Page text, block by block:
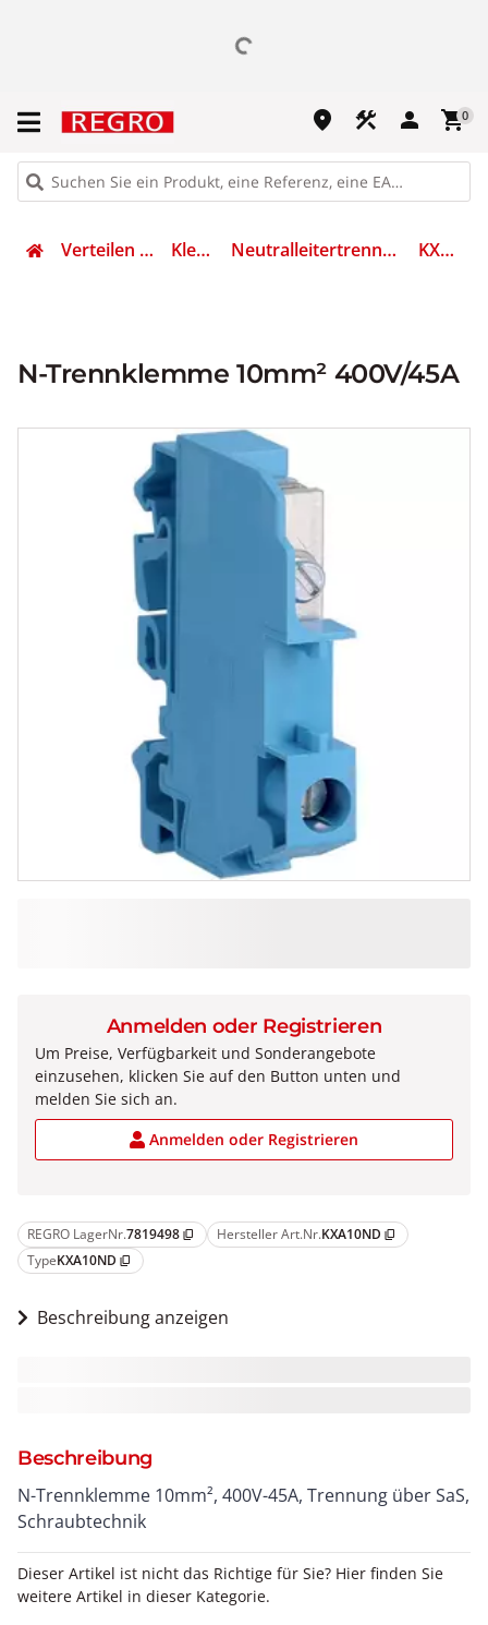
place construction person shopping_cart0
Verteilen & Sichern Klemmen Neutralleitertrenn-Reihenklemme KXA10ND
N-Trennklemme 10mm² 400V/45A
REGRO LagerNr.7819498 content_copy Hersteller Art.Nr.KXA10ND content_copy
TypeKXA10ND content_copy
Beschreibung anzeigen
Beschreibung
N-Trennklemme 10mm², 400V-45A, Trennung über SaS,
Schraubtechnik
Dieser Artikel ist nicht das Richtige für Sie? Hier finden Sie
weitere Artikel in dieser Kategorie.
Anmelden oder Registrieren
Um Preise, Verfügbarkeit und Sonderangebote
einzusehen, klicken Sie auf den Button unten und
melden Sie sich an.
Anmelden oder Registrieren